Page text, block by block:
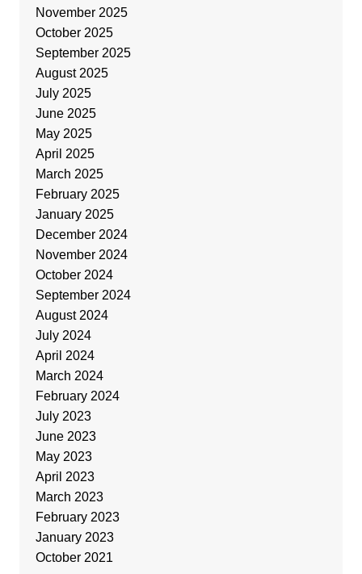
November 2025
October 2025
September 2025
August 2025
July 2025
June 2025
May 2025
April 2025
March 2025
February 2025
January 2025
December 2024
November 2024
October 2024
September 2024
August 2024
July 2024
April 2024
March 2024
February 2024
July 2023
June 2023
May 2023
April 2023
March 2023
February 2023
January 2023
October 2021